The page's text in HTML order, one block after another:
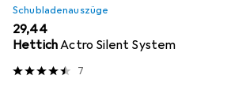
Schubladenauszüge
EUR
29,44
HettichActro Silent System
7